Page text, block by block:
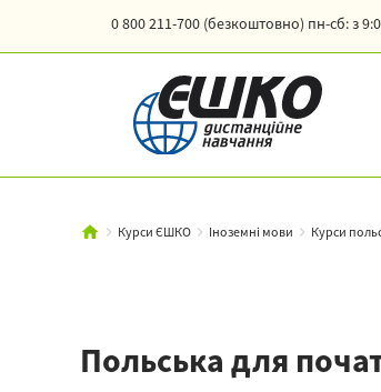
0 800 211-700 (безкоштовно) пн-сб: з
Курси ЄШКО Іноземні мови Курси
Польська для